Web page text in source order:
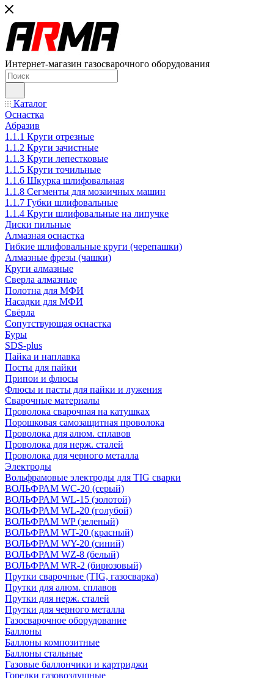
Интернет-магазин газосварочного оборудования
Каталог
Оснастка
Абразив
1.1.1 Круги отрезные
1.1.2 Круги зачистные
1.1.3 Круги лепестковые
1.1.5 Круги точильные
1.1.6 Шкурка шлифовальная
1.1.8 Сегменты для мозаичных машин
1.1.7 Губки шлифовальные
1.1.4 Круги шлифовальные на липучке
Диски пильные
Алмазная оснастка
Гибкие шлифовальные круги (черепашки)
Алмазные фрезы (чашки)
Круги алмазные
Сверла алмазные
Полотна для МФИ
Насадки для МФИ
Свёрла
Сопутствующая оснастка
Буры
SDS-plus
Пайка и наплавка
Посты для пайки
Припои и флюсы
Флюсы и пасты для пайки и лужения
Сварочные материалы
Проволока сварочная на катушках
Порошковая самозащитная проволока
Проволока для алюм. сплавов
Проволока для нерж. сталей
Проволока для черного металла
Электроды
Вольфрамовые электроды для TIG сварки
ВОЛЬФРАМ WC-20 (серый)
ВОЛЬФРАМ WL-15 (золотой)
ВОЛЬФРАМ WL-20 (голубой)
ВОЛЬФРАМ WP (зеленый)
ВОЛЬФРАМ WT-20 (красный)
ВОЛЬФРАМ WY-20 (синий)
ВОЛЬФРАМ WZ-8 (белый)
ВОЛЬФРАМ WR-2 (бирюзовый)
Прутки сварочные (TIG, газосварка)
Прутки для алюм. сплавов
Прутки для нерж. сталей
Прутки для черного металла
Газосварочное оборудование
Баллоны
Баллоны композитные
Баллоны стальные
Газовые баллончики и картриджи
Горелки газовоздушные